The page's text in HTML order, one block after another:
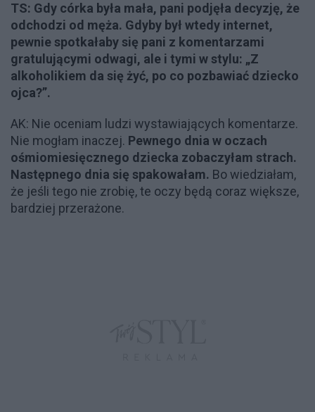
TS: Gdy córka była mała, pani podjęła decyzję, że
odchodzi od męża. Gdyby był wtedy internet,
pewnie spotkałaby się pani z komentarzami
gratulującymi odwagi, ale i tymi w stylu: „Z
alkoholikiem da się żyć, po co pozbawiać dziecko
ojca?”.
AK: Nie oceniam ludzi wystawiających komentarze.
Nie mogłam inaczej. Pewnego dnia w oczach
ośmiomiesięcznego dziecka zobaczyłam strach.
Następnego dnia się spakowałam. Bo wiedziałam,
że jeśli tego nie zrobię, te oczy będą coraz większe,
bardziej przerażone.